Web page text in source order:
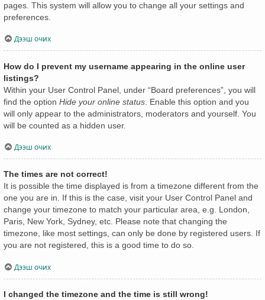
pages. This system will allow you to change all your settings and
preferences.
Дээш очих
How do I prevent my username appearing in the online user
listings?
Within your User Control Panel, under “Board preferences”, you will
find the option Hide your online status . Enable this option and you
will only appear to the administrators, moderators and yourself. You
will be counted as a hidden user.
Дээш очих
The times are not correct!
It is possible the time displayed is from a timezone different from the
one you are in. If this is the case, visit your User Control Panel and
change your timezone to match your particular area, e.g. London,
Paris, New York, Sydney, etc. Please note that changing the
timezone, like most settings, can only be done by registered users. If
you are not registered, this is a good time to do so.
Дээш очих
I changed the timezone and the time is still wrong!